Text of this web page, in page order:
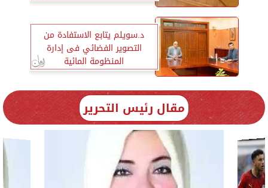
د.سويلم يتابع الاستفادة من
التصوير الفضائي فى إدارة
المنظومة المائية
مقال رئيس التحرير